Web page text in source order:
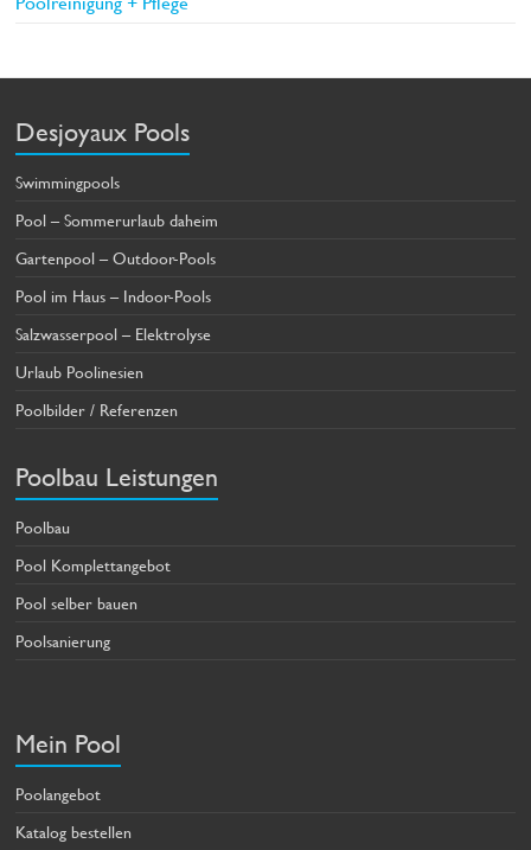
Desjoyaux Pools
Swimmingpools
Pool – Sommerurlaub daheim
Gartenpool – Outdoor-Pools
Pool im Haus – Indoor-Pools
Salzwasserpool – Elektrolyse
Urlaub Poolinesien
Poolbilder / Referenzen
Poolbau Leistungen
Poolbau
Pool Komplettangebot
Pool selber bauen
Poolsanierung
Mein Pool
Poolangebot
Katalog bestellen